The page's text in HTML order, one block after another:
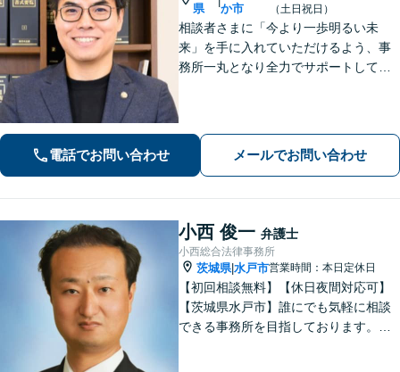
県
か市
（土日祝日）
相談者さまに「今より一歩明るい未
来」を手に入れていただけるよう、事
務所一丸となり全力でサポートしてま
幅広く対応します【初回相談無料】
【土日祝対応可】
電話でお問い合わせ メールでお問い合わせ
小西 俊一 弁護士
小西総合法律事務所
茨城県|水戸市営業時間：本日定休日
【初回相談無料】【休日夜間対応可】
【茨城県水戸市】誰にでも気軽に相談
できる事務所を目指しております。依